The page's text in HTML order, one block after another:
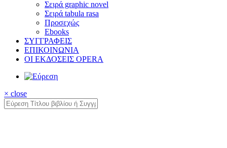
Σειρά graphic novel
Σειρά tabula rasa
Προσεχώς
Ebooks
ΣΥΓΓΡΑΦΕΙΣ
ΕΠΙΚΟΙΝΩΝΙΑ
ΟΙ ΕΚΔΟΣΕΙΣ OPERA
× close